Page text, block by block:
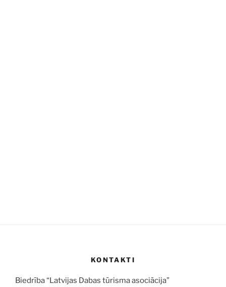
KONTAKTI
Biedrība “Latvijas Dabas tūrisma asociācija”